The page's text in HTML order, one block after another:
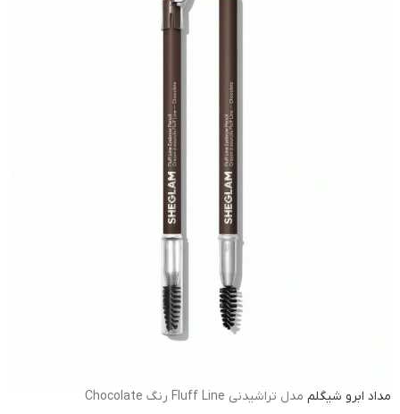
مداد ابرو شیگلم مدل تراشیدنی Fluff Line رنگ Chocolate